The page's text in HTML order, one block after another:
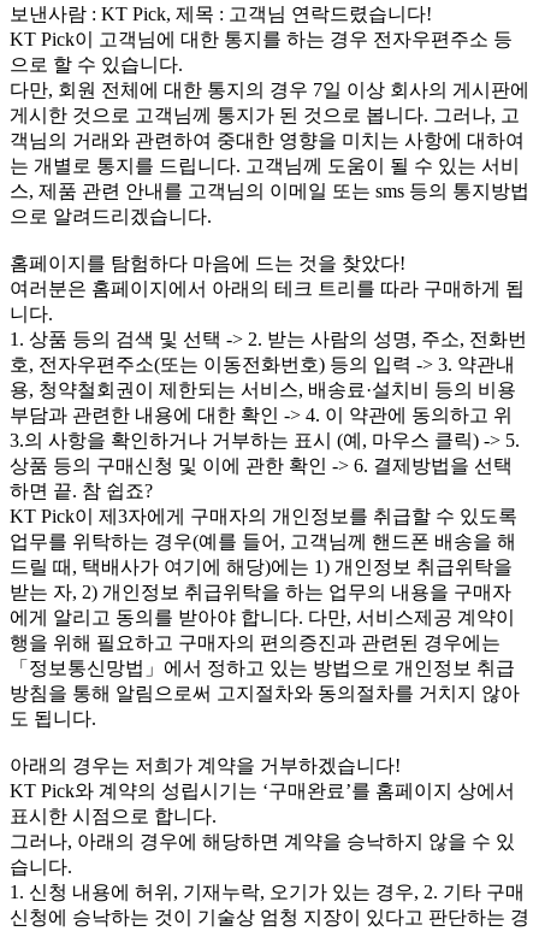
보낸사람 : KT Pick, 제목 : 고객님 연락드렸습니다!
KT Pick이 고객님에 대한 통지를 하는 경우 전자우편주소 등
으로 할 수 있습니다.
다만, 회원 전체에 대한 통지의 경우 7일 이상 회사의 게시판에
게시한 것으로 고객님께 통지가 된 것으로 봅니다. 그러나, 고
객님의 거래와 관련하여 중대한 영향을 미치는 사항에 대하여
는 개별로 통지를 드립니다. 고객님께 도움이 될 수 있는 서비
스, 제품 관련 안내를 고객님의 이메일 또는 sms 등의 통지방법
으로 알려드리겠습니다.
홈페이지를 탐험하다 마음에 드는 것을 찾았다!
여러분은 홈페이지에서 아래의 테크 트리를 따라 구매하게 됩
니다.
1. 상품 등의 검색 및 선택 -> 2. 받는 사람의 성명, 주소, 전화번
호, 전자우편주소(또는 이동전화번호) 등의 입력 -> 3. 약관내
용, 청약철회권이 제한되는 서비스, 배송료·설치비 등의 비용
부담과 관련한 내용에 대한 확인 -> 4. 이 약관에 동의하고 위
3.의 사항을 확인하거나 거부하는 표시 (예, 마우스 클릭) -> 5.
상품 등의 구매신청 및 이에 관한 확인 -> 6. 결제방법을 선택
하면 끝. 참 쉽죠?
KT Pick이 제3자에게 구매자의 개인정보를 취급할 수 있도록
업무를 위탁하는 경우(예를 들어, 고객님께 핸드폰 배송을 해
드릴 때, 택배사가 여기에 해당)에는 1) 개인정보 취급위탁을
받는 자, 2) 개인정보 취급위탁을 하는 업무의 내용을 구매자
에게 알리고 동의를 받아야 합니다. 다만, 서비스제공 계약이
행을 위해 필요하고 구매자의 편의증진과 관련된 경우에는
「정보통신망법」에서 정하고 있는 방법으로 개인정보 취급
방침을 통해 알림으로써 고지절차와 동의절차를 거치지 않아
도 됩니다.
아래의 경우는 저희가 계약을 거부하겠습니다!
KT Pick와 계약의 성립시기는 ‘구매완료’를 홈페이지 상에서
표시한 시점으로 합니다.
그러나, 아래의 경우에 해당하면 계약을 승낙하지 않을 수 있
습니다.
1. 신청 내용에 허위, 기재누락, 오기가 있는 경우, 2. 기타 구매
신청에 승낙하는 것이 기술상 엄청 지장이 있다고 판단하는 경